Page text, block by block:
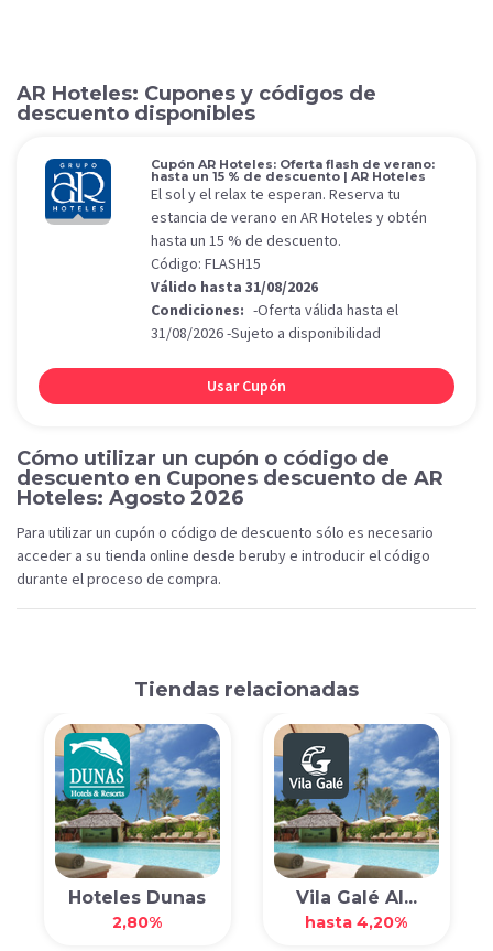
AR Hoteles: Cupones y códigos de
descuento disponibles
Cupón AR Hoteles: Oferta flash de verano:
hasta un 15 % de descuento | AR Hoteles
El sol y el relax te esperan. Reserva tu
estancia de verano en AR Hoteles y obtén
hasta un 15 % de descuento.
Código: FLASH15
Válido hasta 31/08/2026
Condiciones: -Oferta válida hasta el
31/08/2026 -Sujeto a disponibilidad
Usar Cupón
Cómo utilizar un cupón o código de
descuento en Cupones descuento de AR
Hoteles: Agosto 2026
Para utilizar un cupón o código de descuento sólo es necesario
acceder a su tienda online desde beruby e introducir el código
durante el proceso de compra.
Tiendas relacionadas
Hoteles Dunas
2,80%
Vila Galé Al...
hasta 4,20%